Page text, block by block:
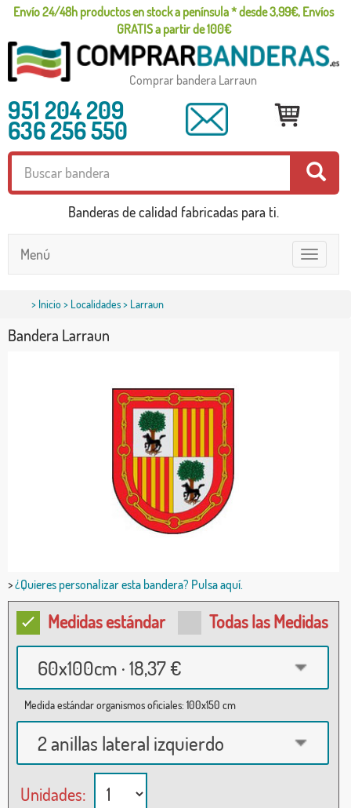
Envío 24/48h productos en stock a península * desde 3,99€, Envíos
GRATIS a partir de 100€
Comprar bandera Larraun
951 204 209
636 256 550
Banderas de calidad fabricadas para ti.
Toggle
navigation
Menú
> Inicio> Localidades> Larraun
Bandera Larraun
>¿Quieres personalizar esta bandera? Pulsa aquí.
Medidas estándar Todas las Medidas
60x100cm · 18,37 €
Medida estándar organismos oficiales: 100x150 cm
2 anillas lateral izquierdo
Unidades: